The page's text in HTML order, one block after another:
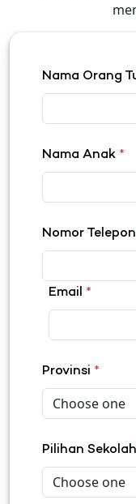
Nama Orang
Nama Anak *
Nomor Telepon
Email *
Provinsi *
Pilihan Sekolah